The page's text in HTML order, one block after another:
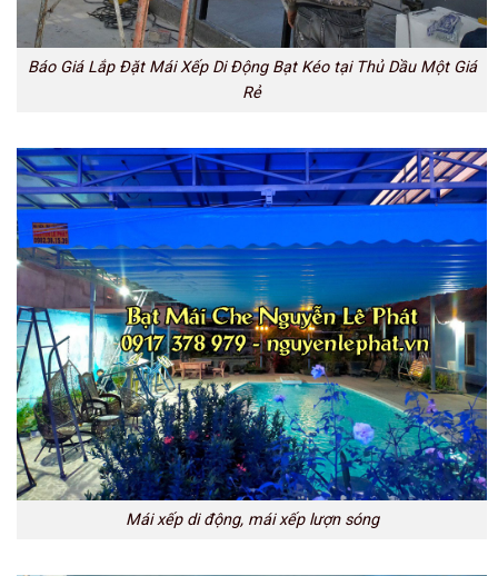
Báo Giá Lắp Đặt Mái Xếp Di Động Bạt Kéo tại Thủ Dầu Một Giá
Rẻ
Mái xếp di động, mái xếp lượn sóng